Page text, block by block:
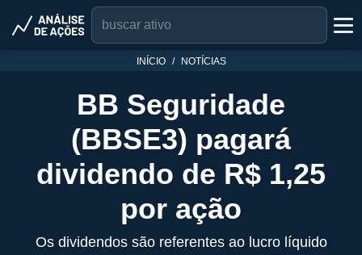
INÍCIO NOTÍCIAS
BB Seguridade
(BBSE3) pagará
dividendo de R$ 1,25
por ação
Os dividendos são referentes ao lucro líquido